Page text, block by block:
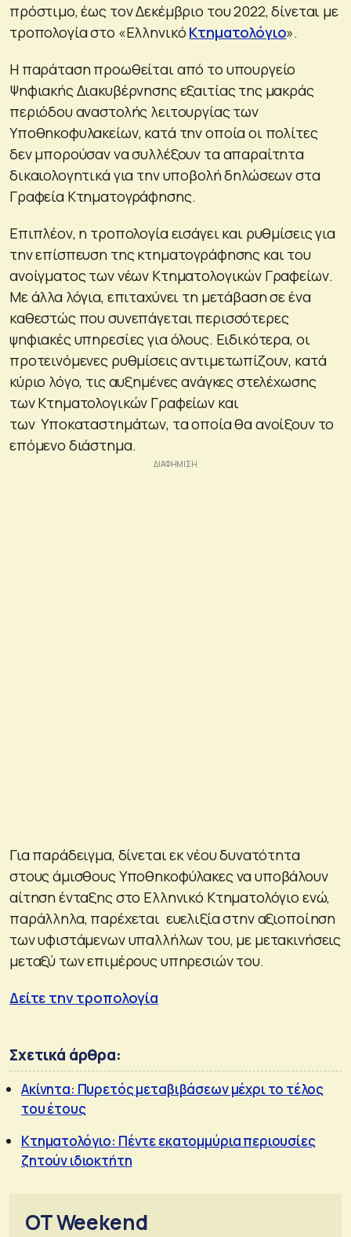
πρόστιμο, έως τον Δεκέμβριο του 2022, δίνεται με
τροπολογία στο «Ελληνικό Κτηματολόγιο».
Η παράταση προωθείται από το υπουργείο
Ψηφιακής Διακυβέρνησης εξαιτίας της μακράς
περιόδου αναστολής λειτουργίας των
Υποθηκοφυλακείων, κατά την οποία οι πολίτες
δεν μπορούσαν να συλλέξουν τα απαραίτητα
δικαιολογητικά για την υποβολή δηλώσεων στα
Γραφεία Κτηματογράφησης.
Επιπλέον, η τροπολογία εισάγει και ρυθμίσεις για
την επίσπευση της κτηματογράφησης και του
ανοίγματος των νέων Κτηματολογικών Γραφείων.
Με άλλα λόγια, επιταχύνει τη μετάβαση σε ένα
καθεστώς που συνεπάγεται περισσότερες
ψηφιακές υπηρεσίες για όλους. Ειδικότερα, οι
προτεινόμενες ρυθμίσεις αντιμετωπίζουν, κατά
κύριο λόγο, τις αυξημένες ανάγκες στελέχωσης
των Κτηματολογικών Γραφείων και
των Υποκαταστημάτων, τα οποία θα ανοίξουν το
επόμενο διάστημα.
Για παράδειγμα, δίνεται εκ νέου δυνατότητα
στους άμισθους Υποθηκοφύλακες να υποβάλουν
αίτηση ένταξης στο Ελληνικό Κτηματολόγιο ενώ,
παράλληλα, παρέχεται ευελιξία στην αξιοποίηση
των υφιστάμενων υπαλλήλων του, με μετακινήσεις
μεταξύ των επιμέρους υπηρεσιών του.
Δείτε την τροπολογία
Σχετικά άρθρα:
Ακίνητα: Πυρετός μεταβιβάσεων μέχρι το τέλος
του έτους
Κτηματολόγιο: Πέντε εκατομμύρια περιουσίες
ζητούν ιδιοκτήτη
OT Weekend